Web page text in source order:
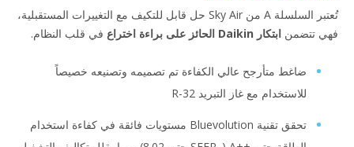
تُعتبر السلسلة A من Sky Air حل قابل للتكيف مع التغييرات المستقبلية،
تتضمنابتكار Daikin الحائز على براءة اختراع في قلب النظام.
ضاغط متأرجح عالي الكفاءة تم تصميمه وتصنيعه خصيصاً
للاستخدام مع غاز التبريد R-32
تحقق تقنية Bluevolution مستويات فائقة في كفاءة استخدام